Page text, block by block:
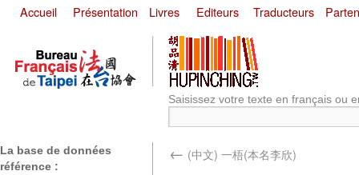
Accueil Présentation Livres Editeurs Traducteurs
Saisissez votre texte en français ou
La base de données
référence :
← (中文) 一梧(本名李欣)